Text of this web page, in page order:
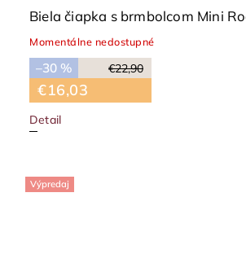
Biela čiapka s brmbolcom Mini
Momentálne nedostupné
€22,90
–30 %
€16,03
Detail
Výpredaj